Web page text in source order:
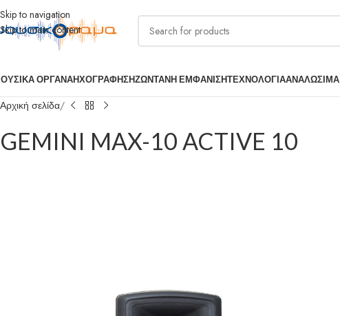
Skip to navigation
Skip to main content
ΟΡΓΑΝΑΗΧΟΓΡΑΦΗΣΗΖΩΝΤΑΝΗ ΕΜΦΑΝΙΣΗΤΕΧΝΟΛΟΓΙΑΑΝΑΛΩΣΙΜΑ
Αρχική σελίδα
GEMINI MAX-10 ACTIVE 10